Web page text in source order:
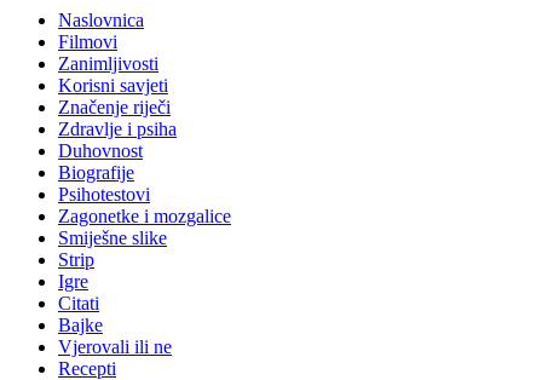
Naslovnica
Filmovi
Zanimljivosti
Korisni savjeti
Značenje riječi
Zdravlje i psiha
Duhovnost
Biografije
Psihotestovi
Zagonetke i mozgalice
Smiješne slike
Strip
Igre
Citati
Bajke
Vjerovali ili ne
Recepti